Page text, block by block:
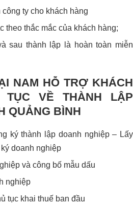
ty cho khách hàng
theo thắc mắc của khách hàng;
sau thành lập là hoàn toàn miễn
NAM HỖ TRỢ KHÁCH
TỤC VỀ THÀNH LẬP
QUẢNG BÌNH
ký thành lập doanh nghiệp – Lấy
doanh nghiệp
và công bố mẫu dấu
nghiệp
tục khai thuế ban đầu